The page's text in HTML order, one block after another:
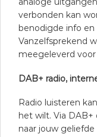
verbonden kan
benodigde info en
Vanzelfsprekend
meegeleverd
DAB+ radio,
Radio luisteren
het wilt. Via
naar jouw